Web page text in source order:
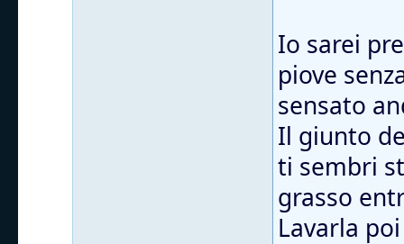
Io sarei
piove
sensato
Il giunto
ti sembri
grasso
Lavarla